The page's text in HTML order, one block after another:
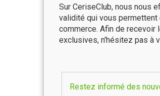
Sur CeriseClub, nous nous
validité qui vous
commerce. Afin de
exclusives, n'hésitez pas à
Restez informé des